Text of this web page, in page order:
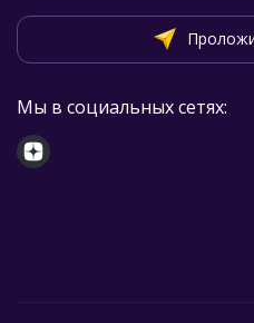
Мы в социальных сетях: